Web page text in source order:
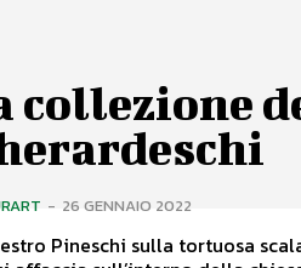
collezione
- 26 GENNAIO 2022
Pineschi sulla tortuosa